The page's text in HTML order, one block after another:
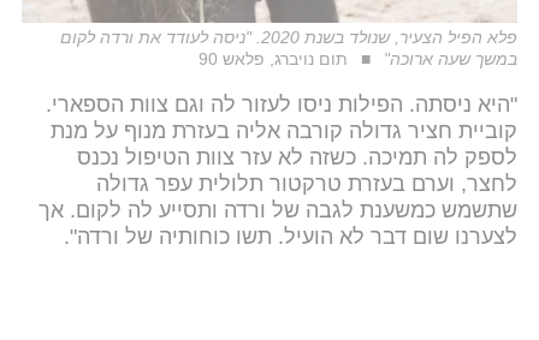
פלא הפיל הצעיר, שנולד בשנת 2020. "ניסה לעודד את ורדה לקום
במשך שעה ארוכה"
תום נויברג, פלאש 90
"היא ניסתה. הפילות ניסו לעזור לה וגם צוות הספארי.
קוביית חציר גדולה קורבה אליה בעזרת מנוף על מנת
לספק לה תמיכה. כשזה לא עזר צוות הטיפול נכנס
לחצר, וערם בעזרת טרקטור תלולית עפר גדולה
שתשמש כמשענת לגבה של ורדה ותסייע לה לקום. אך
לצערנו שום דבר לא הועיל. תשו כוחותיה של ורדה".